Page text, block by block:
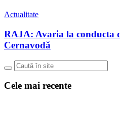
Actualitate
RAJA: Avaria la conducta
Cernavodă
Cele mai recente